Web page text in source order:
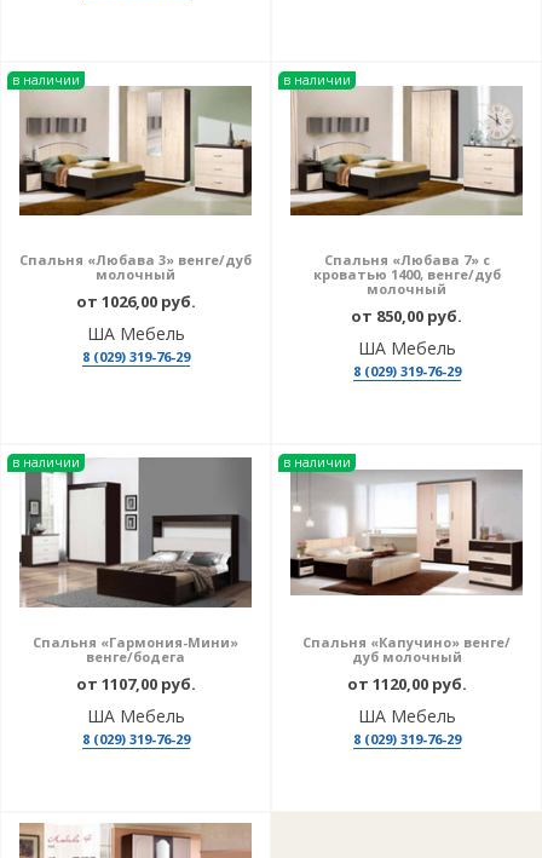
в наличии
Спальня «Любава 3» венге/дуб
молочный
от 1026,00 руб.
ША Мебель
8 (029) 319-76-29
в наличии
Спальня «Любава 7» с
кроватью 1400, венге/дуб
молочный
от 850,00 руб.
ША Мебель
8 (029) 319-76-29
в наличии
Спальня «Гармония-Мини»
венге/бодега
от 1107,00 руб.
ША Мебель
8 (029) 319-76-29
в наличии
Спальня «Капучино» венге/
дуб молочный
от 1120,00 руб.
ША Мебель
8 (029) 319-76-29